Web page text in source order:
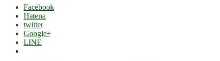
Facebook
Hatena
twitter
Google+
LINE